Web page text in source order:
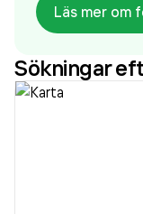
personer på
som varit aktivt
Oraha
räkenskapsåret
Läs mer om
Sökningar